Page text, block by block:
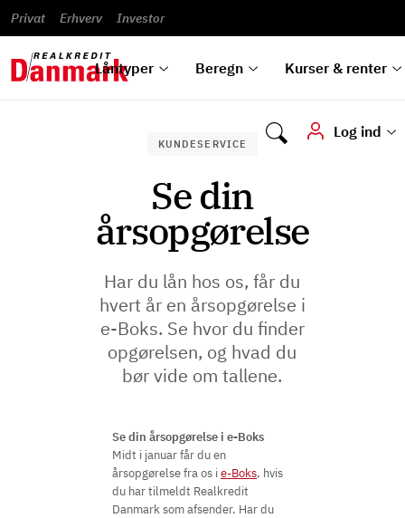
Privat Erhverv Investor
Låntyper Beregn Kurser & renter
Log ind
til bolig
Alle
låntyper
omlægning
Se alle
beregnere
Renteprognose
Bestil
kursovervågning
rentetilpasning
vilkår
Blanketter
Samarbejdspartnere
guides
hvad
vi kan
tilbyde
KUNDESERVICE
Se din
årsopgørelse
Har du lån hos os, får du
hvert år en årsopgørelse i
e-Boks. Se hvor du finder
opgørelsen, og hvad du
bør vide om tallene.
Se din årsopgørelse i e-Boks
Midt i januar får du en
årsopgørelse fra os ie-Boks, hvis
du har tilmeldt Realkredit
Danmark som afsender. Har du